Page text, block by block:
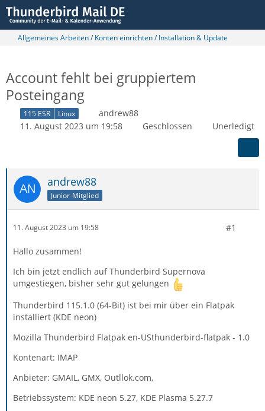
Allgemeines Arbeiten / Konten einrichten / Installation & Update
Account fehlt bei gruppiertem
Posteingang
115 ESR Linux
andrew88
11. August 2023 um 19:58
Geschlossen Unerledigt
andrew88
Junior-Mitglied
11. August 2023 um 19:58 #1
Hallo zusammen!
Ich bin jetzt endlich auf Thunderbird Supernova
umgestiegen, bisher sehr gut gelungen
Thunderbird 115.1.0 (64-Bit) ist bei mir über ein Flatpak
installiert (KDE neon)
Mozilla Thunderbird Flatpak en-USthunderbird-flatpak - 1.0
Kontenart: IMAP
Anbieter: GMAIL, GMX, Outllok.com,
Betriebssystem: KDE neon 5.27, KDE Plasma 5.27.7